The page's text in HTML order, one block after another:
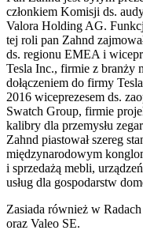
członkiem Komisji ds.
Valora Holding AG.
tej roli pan Zahnd
ds. regionu EMEA i
Tesla Inc., firmie z branży
dołączeniem do firmy
2016 wiceprezesem ds.
Swatch Group, firmie
kalibry dla przemysłu
Zahnd piastował szereg
międzynarodowym
i sprzedażą mebli,
usług dla gospodarstw
Zasiada również w
oraz Valeo SE.